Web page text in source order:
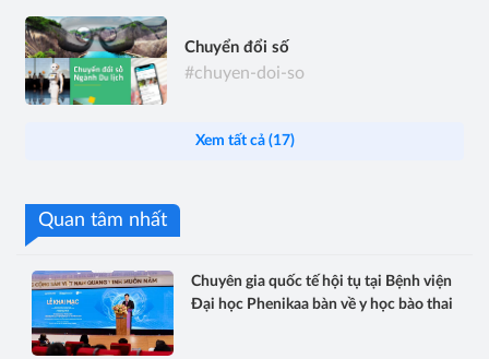
Chuyển đổi số
#chuyen-doi-so
Xem tất cả (17)
Quan tâm nhất
Chuyên gia quốc tế hội tụ tại Bệnh viện
Đại học Phenikaa bàn về y học bào thai